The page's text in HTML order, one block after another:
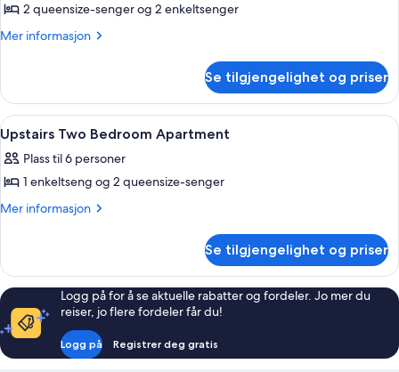
2 queensize-senger og 2 enkeltsenger
Mer informasjon
Mer
Se tilgjengelighet og priser
Åpne
alle
bildene
av
Upstairs
Apartment
Blendingsgardiner, lydisolert,
9
Upstairs Two Bedroom Apartment
Plass til 6 personer
1 enkeltseng og 2 queensize-senger
Mer informasjon
Mer
Two
Bedroom
Apartment
Se tilgjengelighet og priser
Logg på for å se aktuelle rabatter og fordeler. Jo mer du
reiser, jo flere fordeler får du!
Logg på Registrer deg gratis